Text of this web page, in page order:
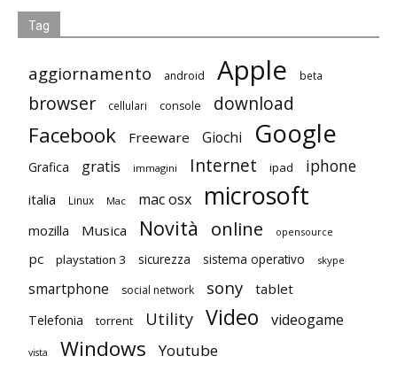
Tag
aggiornamento android Apple beta
browser cellulari console download
Facebook Freeware Giochi Google
Grafica gratis immagini Internet ipad iphone
italia Linux Mac mac osx microsoft
mozilla Musica Novità online opensource
pc playstation 3 sicurezza sistema operativo skype
smartphone social network sony tablet
Telefonia torrent Utility Video videogame
vista Windows Youtube